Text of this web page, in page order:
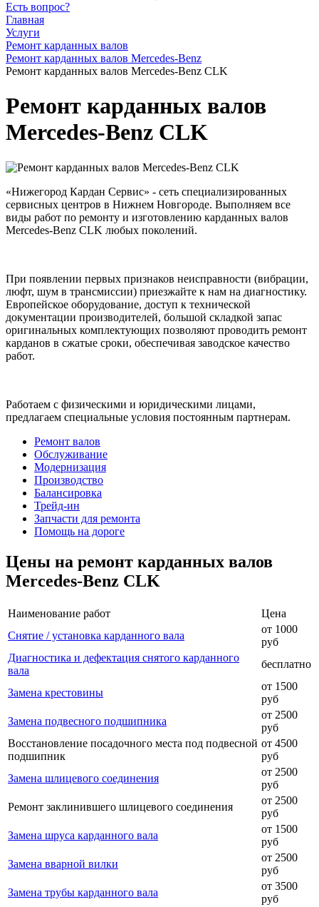
Есть вопрос?
Главная
Услуги
Ремонт карданных валов
Ремонт карданных валов Mercedes-Benz
Ремонт карданных валов Mercedes-Benz CLK
Ремонт карданных валов
Mercedes-Benz CLK
«Нижегород Кардан Сервис» - сеть специализированных
сервисных центров в Нижнем Новгороде. Выполняем все
виды работ по ремонту и изготовлению карданных валов
Mercedes-Benz CLK любых поколений.
При появлении первых признаков неисправности (вибрации,
люфт, шум в трансмиссии) приезжайте к нам на диагностику.
Европейское оборудование, доступ к технической
документации производителей, большой складкой запас
оригинальных комплектующих позволяют проводить ремонт
карданов в сжатые сроки, обеспечивая заводское качество
работ.
Работаем с физическими и юридическими лицами,
предлагаем специальные условия постоянным партнерам.
Ремонт валов
Обслуживание
Модернизация
Производство
Балансировка
Трейд-ин
Запчасти для ремонта
Помощь на дороге
Цены на ремонт карданных валов
Mercedes-Benz CLK
Наименование работ
Цена
Снятие / установка карданного вала
от 1000
руб
Диагностика и дефектация снятого карданного
вала
бесплатно
Замена крестовины
от 1500
руб
Замена подвесного подшипника
от 2500
руб
Восстановление посадочного места под подвесной
подшипник
от 4500
руб
Замена шлицевого соединения
от 2500
руб
Ремонт заклинившего шлицевого соединения
от 2500
руб
Замена шруса карданного вала
от 1500
руб
Замена вварной вилки
от 2500
руб
Замена трубы карданного вала
от 3500
руб